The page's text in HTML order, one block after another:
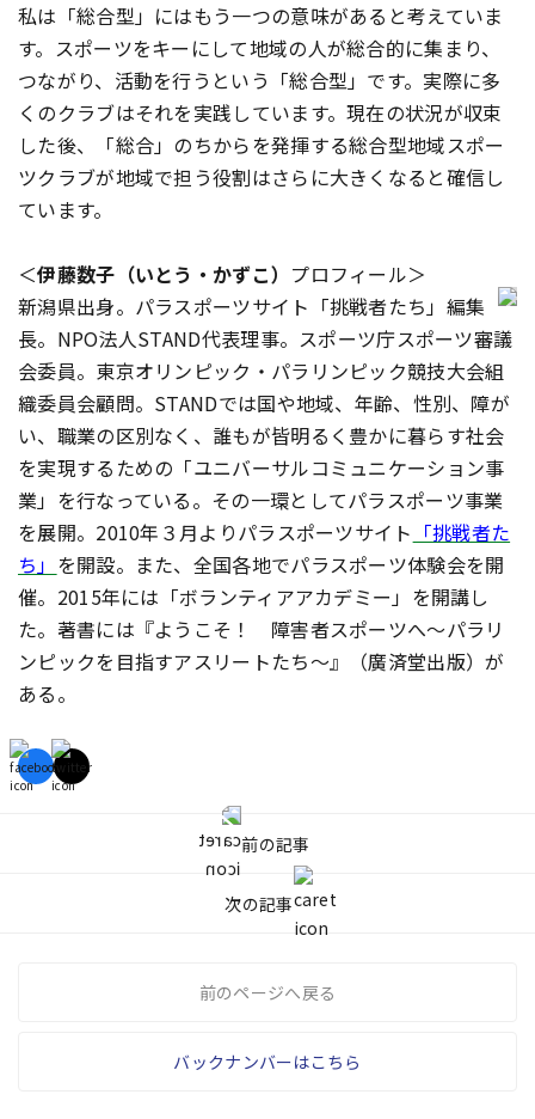
私は「総合型」にはもう一つの意味があると考えていま
す。スポーツをキーにして地域の人が総合的に集まり、
つながり、活動を行うという「総合型」です。実際に多
くのクラブはそれを実践しています。現在の状況が収束
した後、「総合」のちからを発揮する総合型地域スポー
ツクラブが地域で担う役割はさらに大きくなると確信し
ています。
＜伊藤数子（いとう・かずこ） プロフィール＞
新潟県出身。パラスポーツサイト「挑戦者たち」編集
長。NPO法人STAND代表理事。スポーツ庁スポーツ審議
会委員。東京オリンピック・パラリンピック競技大会組
織委員会顧問。STANDでは国や地域、年齢、性別、障が
い、職業の区別なく、誰もが皆明るく豊かに暮らす社会
を実現するための「ユニバーサルコミュニケーション事
業」を行なっている。その一環としてパラスポーツ事業
を展開。 2010年３月よりパラスポーツサイト 「挑戦者た
ち」 を開設。また、全国各地でパラスポーツ体験会を開
催。2015年には「ボランティアアカデミー」を開講し
た。著書には『ようこそ！ 障害者スポーツへ～パラリ
ンピックを目指すアスリートたち～』（廣済堂出版）が
ある。
前の記事
次の記事
前のページへ戻る
バックナンバーはこちら